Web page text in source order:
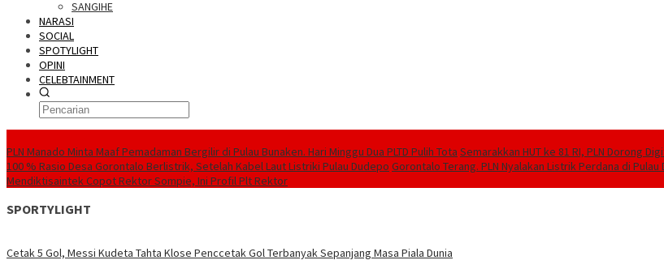
SANGIHE
NARASI
SOCIAL
SPOTYLIGHT
OPINI
CELEBTAINMENT
PLN Manado Minta Maaf Pemadaman Bergilir di Pulau Bunaken. Hari Minggu Dua PLTD Pulih Tota Semarakkan HUT ke 81 RI, PLN Dorong
100 % Rasio Desa Gorontalo Berlistrik, Setelah Kabel Laut Listriki Pulau Dudepo Gorontalo Terang. PLN Nyalakan Listrik Perdana di
Mendiktisaintek Copot Rektor Sompie, Ini Profil Plt Rektor
SPORTYLIGHT
Cetak 5 Gol, Messi Kudeta Tahta Klose Penccetak Gol Terbanyak Sepanjang Masa Piala Dunia